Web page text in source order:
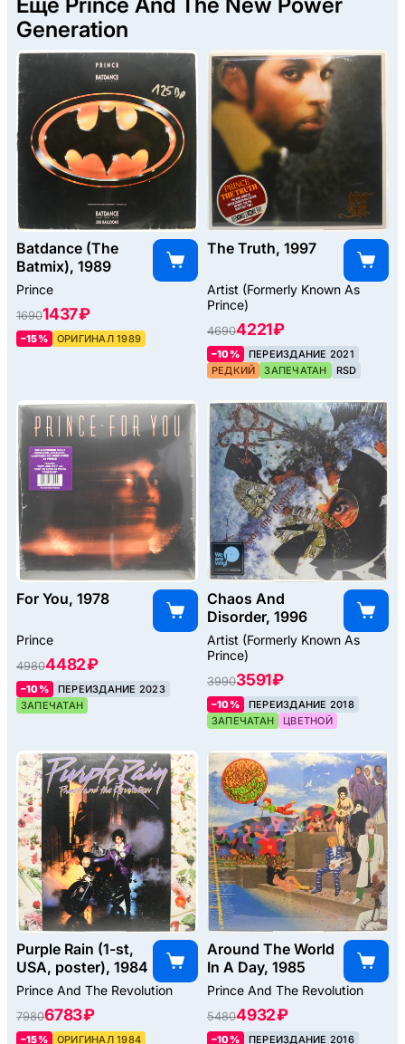
Generation
Batdance (The
Batmix), 1989
Prince
16901437 ₽
–15% ОРИГИНАЛ 1989
The Truth, 1997
Artist (Formerly Known As
Prince)
46904221 ₽
–10%
ПЕРЕИЗДАНИЕ 2021
РЕДКИЙ
ЗАПЕЧАТАН RSD
For You, 1978
Prince
49804482 ₽
–10%
ПЕРЕИЗДАНИЕ 2023
ЗАПЕЧАТАН
Chaos And
Disorder, 1996
Artist (Formerly Known As
Prince)
39903591 ₽
–10%
ПЕРЕИЗДАНИЕ 2018
ЗАПЕЧАТАН
ЦВЕТНОЙ
Purple Rain (1-st,
USA, poster), 1984
Prince And The Revolution
79806783 ₽
–15% ОРИГИНАЛ 1984
Around The World
In A Day, 1985
Prince And The Revolution
54804932 ₽
–10% ПЕРЕИЗДАНИЕ 2016